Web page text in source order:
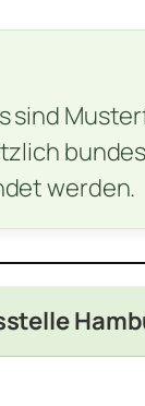
sind
werden.